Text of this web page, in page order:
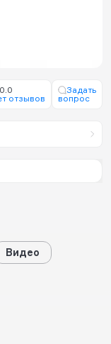
0.0
отзывов
Задать
вопрос
Видео